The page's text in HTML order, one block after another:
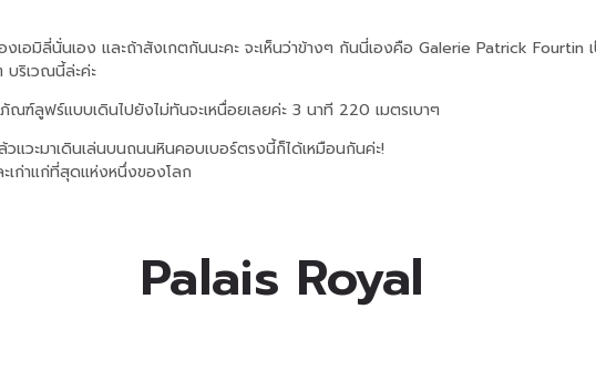
อมิลี่นั่นเอง และถ้าสังเกตกันนะคะ จะเห็นว่าข้างๆ กันนี่เองคือ Galerie Patrick
ริเวณนี้ล่ะค่ะ
ฑ์ลูฟร์แบบเดินไปยังไม่ทันจะเหนื่อยเลยค่ะ 3 นาที 220 เมตรเบาๆ
แวะมาเดินเล่นบนถนนหินคอบเบอร์ตรงนี้ก็ได้เหมือนกันค่ะ!
ก่าแก่ที่สุดแห่งหนึ่งของโลก
Palais Royal